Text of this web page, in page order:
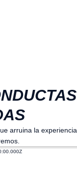
arruina la experiencia